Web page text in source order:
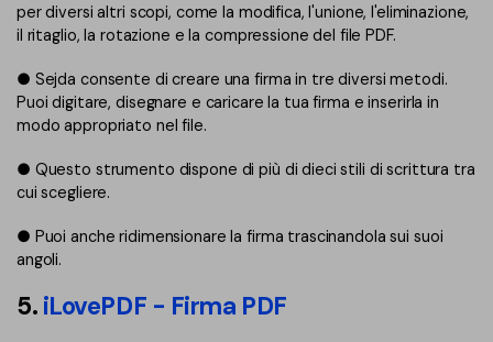
per diversi altri scopi, come la modifica, l'unione, l'eliminazione,
il ritaglio, la rotazione e la compressione del file PDF.
● Sejda consente di creare una firma in tre diversi metodi.
Puoi digitare, disegnare e caricare la tua firma e inserirla in
modo appropriato nel file.
● Questo strumento dispone di più di dieci stili di scrittura tra
cui scegliere.
● Puoi anche ridimensionare la firma trascinandola sui suoi
angoli.
5. iLovePDF - Firma PDF